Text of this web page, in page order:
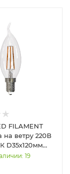
FILAMENT
на ветру 220В
D35х120мм
колба
Uniel
19